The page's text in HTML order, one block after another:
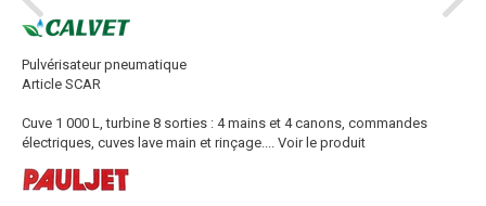
Pulvérisateur pneumatique
Article SCAR
Cuve 1 000 L, turbine 8 sorties : 4 mains et 4 canons, commandes
électriques, cuves lave main et rinçage....
Voir le produit